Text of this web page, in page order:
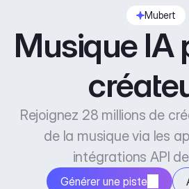
Mubert
Musique IA
Rejoignez 28 millions de
de la musique via les
intégrations API
Générer une piste